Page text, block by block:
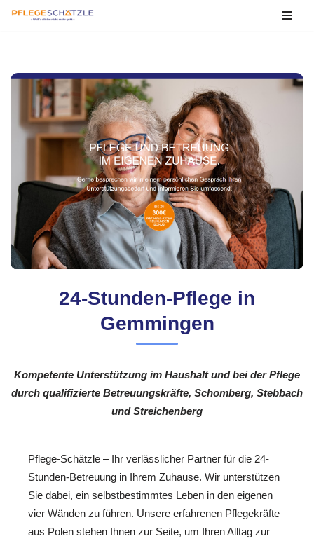
springen
24-Stunden-Pflege in
Gemmingen
Kompetente Unterstützung im Haushalt und bei der Pflege
durch qualifizierte Betreuungskräfte, Schomberg, Stebbach
und Streichenberg
Pflege-Schätzle – Ihr verlässlicher Partner für die 24-
Stunden-Betreuung in Ihrem Zuhause. Wir unterstützen
Sie dabei, ein selbstbestimmtes Leben in den eigenen
vier Wänden zu führen. Unsere erfahrenen Pflegekräfte
aus Polen stehen Ihnen zur Seite, um Ihren Alltag zur